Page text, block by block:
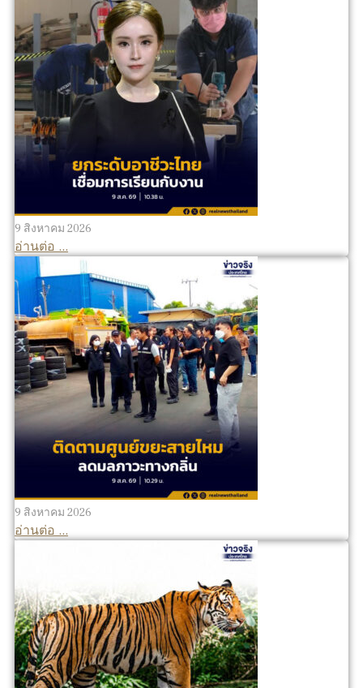
9 สิงหาคม 2026
อ่านต่อ ...
9 สิงหาคม 2026
อ่านต่อ ...